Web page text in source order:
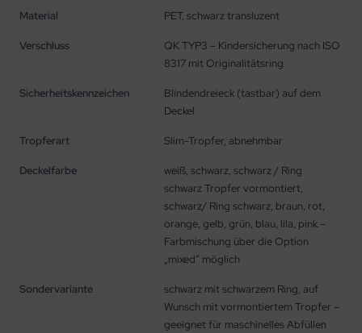
Material PET, schwarz transluzent
Verschluss
QK TYP3 – Kindersicherung nach ISO
8317 mit Originalitätsring
Sicherheitskennzeichen
Blindendreieck (tastbar) auf dem
Deckel
Tropferart Slim-Tropfer, abnehmbar
Deckelfarbe
weiß, schwarz, schwarz / Ring
schwarz Tropfer vormontiert,
schwarz/ Ring schwarz, braun, rot,
orange, gelb, grün, blau, lila, pink –
Farbmischung über die Option
„mixed“ möglich
Sondervariante
schwarz mit schwarzem Ring, auf
Wunsch mit vormontiertem Tropfer –
geeignet für maschinelles Abfüllen